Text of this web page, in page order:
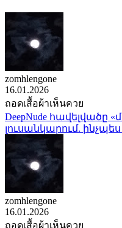
zomhlengone
16.01.2026
ถอดเสื้อผ้าเห็นควย
DeepNude հավելվածը
լուսանկարում.
zomhlengone
16.01.2026
ถอดเสื้อผ้าเห็นควย